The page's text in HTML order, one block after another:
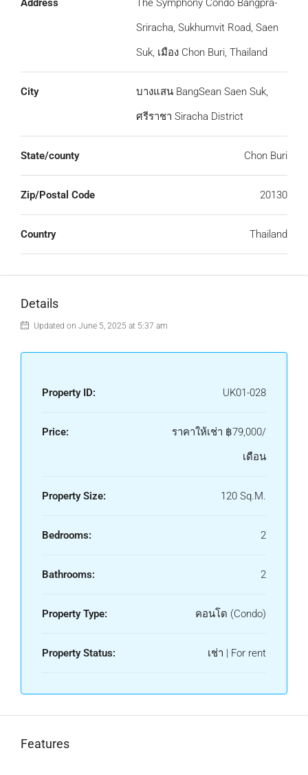
Address
The Symphony Condo Bangpra-
Sriracha, Sukhumvit Road, Saen
Suk, เมือง Chon Buri, Thailand
City
บางแสน BangSean Saen Suk,
ศรีราชา Siracha District
State/county Chon Buri
Zip/Postal Code 20130
Country Thailand
Details
Updated on June 5, 2025 at 5:37 am
Property ID: UK01-028
Price: ราคาให้เช่า ฿79,000/
เดือน
Property Size: 120 Sq.M.
Bedrooms: 2
Bathrooms: 2
Property Type: คอนโด (Condo)
Property Status: เช่า | For rent
Features